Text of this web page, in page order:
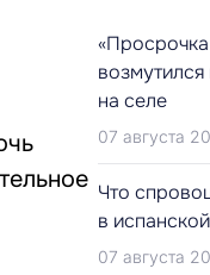
на селе
07 августа
Что
в
07 августа